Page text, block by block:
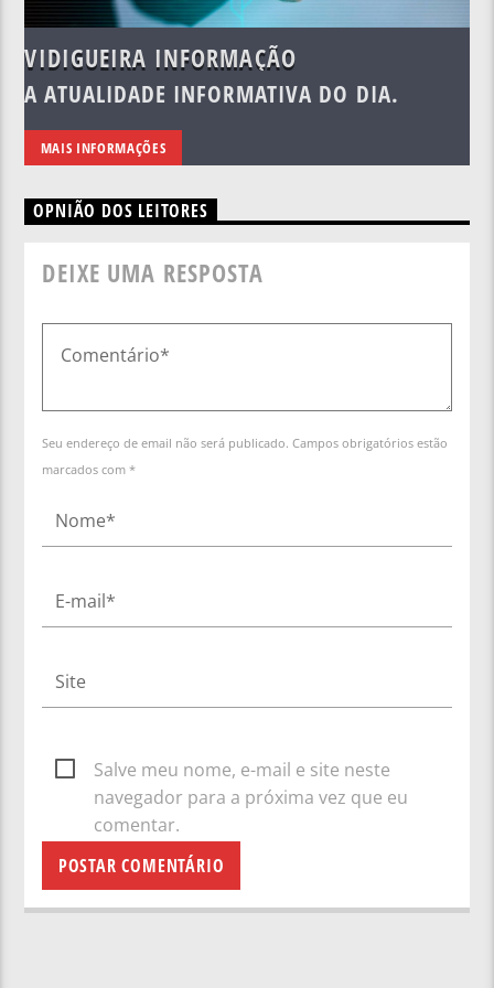
VIDIGUEIRA INFORMAÇÃO
A ATUALIDADE INFORMATIVA DO DIA.
MAIS INFORMAÇÕES
OPNIÃO DOS LEITORES
DEIXE UMA RESPOSTA
Seu endereço de email não será publicado. Campos obrigatórios estão
marcados com *
Salve meu nome, e-mail e site neste
navegador para a próxima vez que eu
comentar.